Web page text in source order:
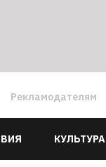
Рекламодателям
КУЛЬТУРА